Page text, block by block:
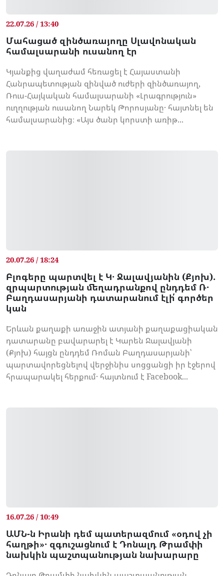
22.07.26 / 13:40
Մահացած զինծառայողը Սլավոնական
համալսարանի ուսանող էր
Կյանքից վաղաժամ հեռացել է Հայաստանի
Հանրապետության զինված ուժերի զինծառայող,
Ռուս-Հայկական համալսարանի «Լրագրություն»
ուղղության ուսանող Նարեկ Թորոսյանը․ հայտնել են
համալսարանից։ «Այս ծանր կորստի առիթ...
20.07.26 / 18:24
Բլոգերը պարտվել է Կ․ Ջալավյանին (Քյոխ).
զրպարտության մեղադրանքով ընդդեմ Ռ․
Բաղդասարյանի դատարանում էլի՛ գործեր
կան
Երևան քաղաքի առաջին ատյանի քաղաքացիական
դատարանը բավարարել է Կարեն Ջալավյանի
(Քյոխ) հայցն ընդդեմ Ռոման Բաղդասարյանի՝
պարտավորեցնելով վերջինիս սոցցանցի իր էջերով
հրապարակել հերքում․ հայտնում է Facebook...
16.07.26 / 10:49
ԱՄՆ-ն Իրանի դեմ պատերազմում «օդով չի
հաղթի»․ զգուշացնում է Դոնալդ Թրամփի
նախկին պաշտպանության նախարարը